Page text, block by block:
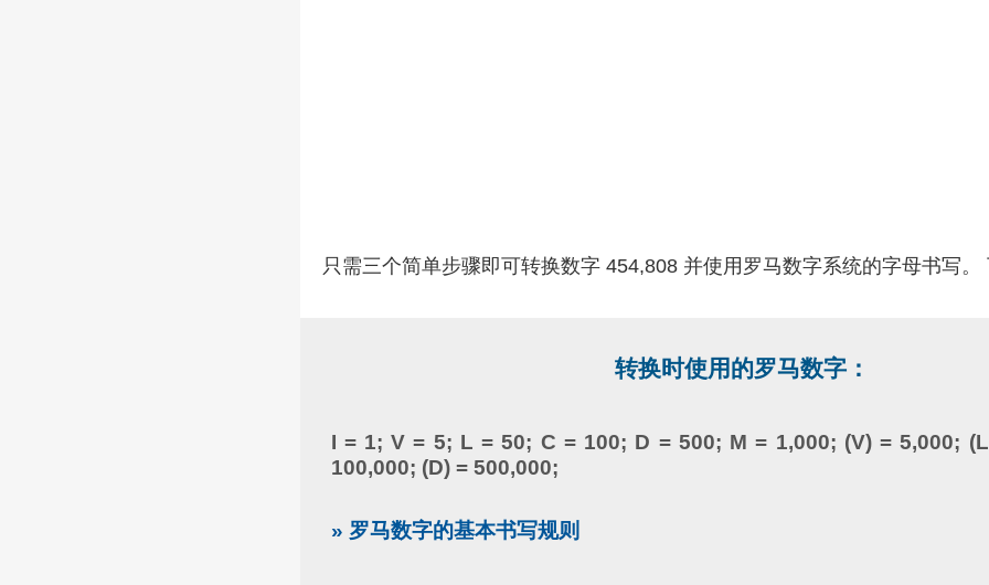
只需三个简单步骤即可转换数字 454,808 并使用罗马数字系统的字母书写
转换时使用的罗马数字：
I = 1; V = 5; L = 50; C = 100; D = 500; M = 1,000; (V) = 5,000;
100,000; (D) = 500,000;
» 罗马数字的基本书写规则